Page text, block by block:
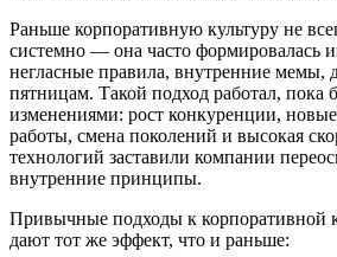
Раньше корпоративную культуру не
системно — она часто формировалась
негласные правила, внутренние мемы,
пятницам. Такой подход работал, пока
изменениями: рост конкуренции,
работы, смена поколений и высокая
технологий заставили компании
внутренние принципы.
Привычные подходы к корпоративной
дают тот же эффект, что и раньше: